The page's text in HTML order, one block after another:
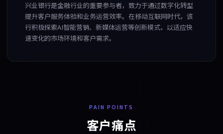
兴业银行是金融行业的重要参与者，致力于通过数字化转型
提升客户服务体验和业务运营效率。在移动互联网时代，该
行积极探索AI智能营销、新媒体运营等创新模式，以适应快
速变化的市场环境和客户需求。
PAIN POINTS
客户痛点